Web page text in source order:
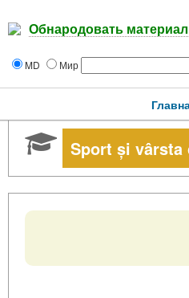
Обнародовать
MD Мир
Sport și